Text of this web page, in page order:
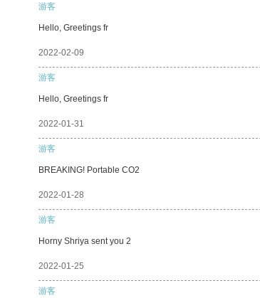
游客
Hello, Greetings fr
2022-02-09
游客
Hello, Greetings fr
2022-01-31
游客
BREAKING! Portable CO2
2022-01-28
游客
Horny Shriya sent you 2
2022-01-25
游客